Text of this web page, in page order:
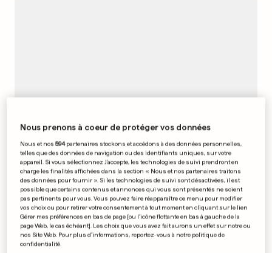
BERNARD DESUMER
«La FFF devra retrouver une
crédibilité»
0 0
Nous prenons à coeur de protéger vos données
Nous et nos594partenaires stockons et accédons à des données personnelles,
telles que des données de navigation ou des identifiants uniques, sur votre
appareil. Si vous sélectionnez J'accepte, les technologies de suivi prendront en
charge les finalités affichées dans la section « Nous et nos partenaires traitons
des données pour fournir ». Si les technologies de suivi sont désactivées, il est
possible que certains contenus et annonces qui vous sont présentés ne soient
pas pertinents pour vous. Vous pouvez faire réapparaître ce menu pour modifier
vos choix ou pour retirer votre consentement à tout moment en cliquant sur le lien
Gérer mes préférences en bas de page [ou l'icône flottante en bas à gauche de la
page Web, le cas échéant]. Les choix que vous avez fait aurons un effet sur notre ou
nos Site Web. Pour plus d’informations, reportez-vous à notre politique de
confidentialité.